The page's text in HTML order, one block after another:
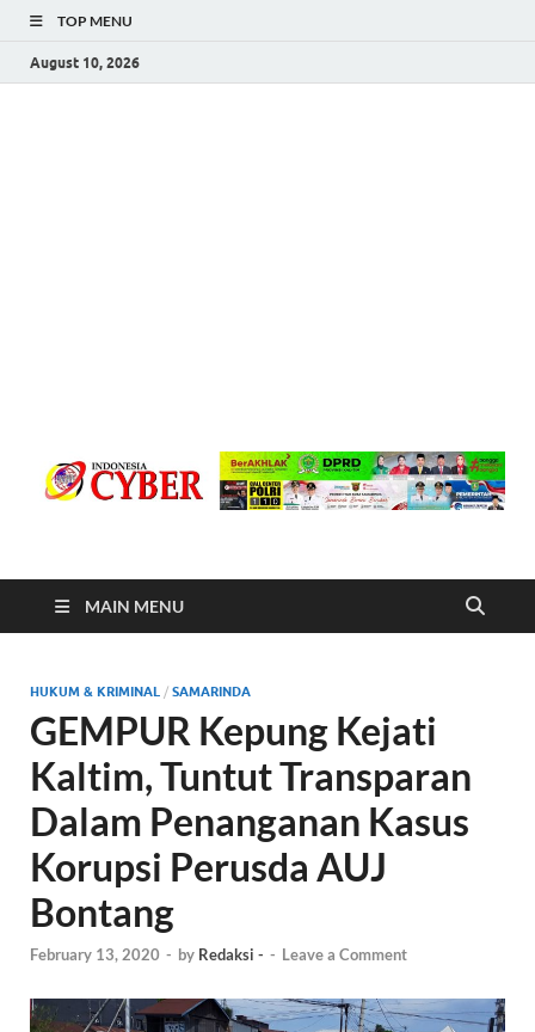
TOP MENU
August 10, 2026
Indonesia Cyber
MAIN MENU
HUKUM & KRIMINAL / SAMARINDA
GEMPUR Kepung Kejati
Kaltim, Tuntut Transparan
Dalam Penanganan Kasus
Korupsi Perusda AUJ
Bontang
February 13, 2020 - by Redaksi - - Leave a Comment